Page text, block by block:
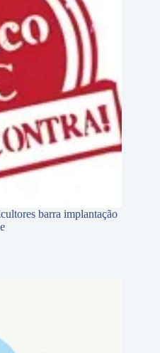
barra implantação